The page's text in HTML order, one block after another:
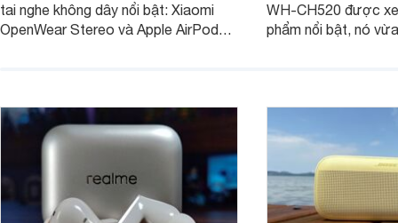
tai nghe không dây nổi bật: Xiaomi
OpenWear Stereo và Apple AirPods 4
phẩm chất lượng cao, nhưng hướng
tới đối tượng khách hàng khác nhau.
WH-CH520 được
phẩm nổi bật, nó